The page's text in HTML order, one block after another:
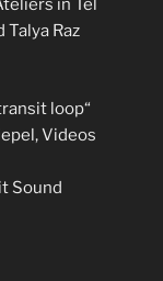
in Tel
Talya Raz
loop“
Videos
Sound